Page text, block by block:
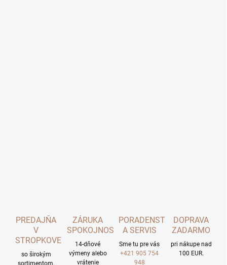
PREDAJŇA
V
STROPKOVE
so širokým
ZÁRUKA
SPOKOJNOSTI
14-dňové
výmeny alebo
vrátenie
PORADENSTVO
A SERVIS
Sme tu pre vás
+421 905 754
948
DOPRAVA
ZADARMO
pri nákupe nad
100 EUR.